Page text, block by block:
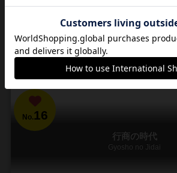
572 4326 751
1,980円（税込）
No. 16
行商の時代
Gyosho no Jidai